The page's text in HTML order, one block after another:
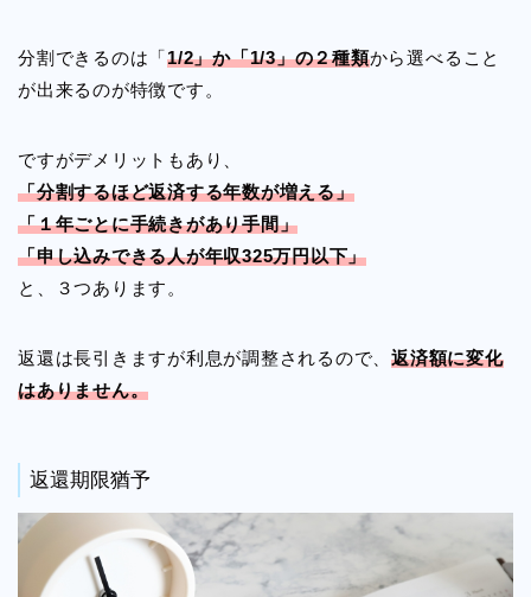
分割できるのは「1/2」か「1/3」の２種類から選べること
が出来るのが特徴です。
ですがデメリットもあり、
「分割するほど返済する年数が増える」
「１年ごとに手続きがあり手間」
「申し込みできる人が年収325万円以下」
と、３つあります。
返還は長引きますが利息が調整されるので、返済額に変化
はありません。
返還期限猶予